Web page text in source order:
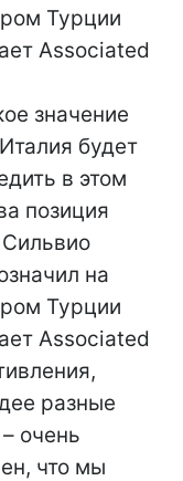
Турции
Associated
значение
будет
в этом
позиция
на
Турции
Associated
разные
очень
что мы